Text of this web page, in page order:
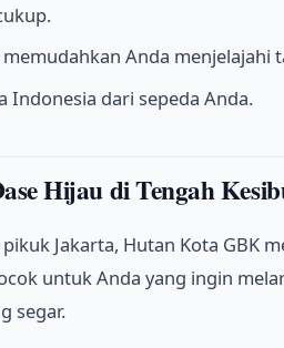
Anda menjelajahi
Indonesia dari sepeda Anda.
Hijau di Tengah
Jakarta, Hutan Kota GBK
untuk Anda yang ingin
segar.